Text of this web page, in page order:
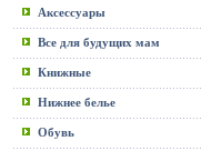
Аксессуары
Все для будущих мам
Книжные
Нижнее белье
Обувь